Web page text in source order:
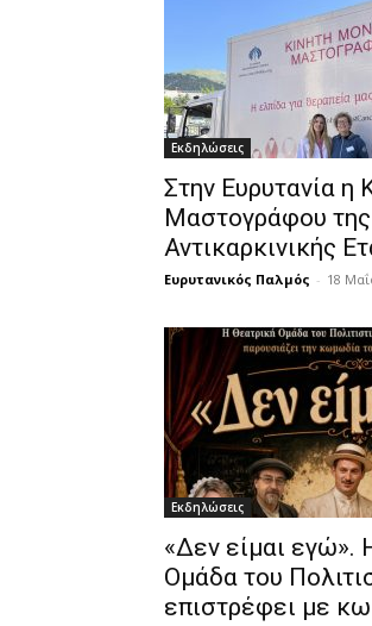
Εκδηλώσεις
Στην Ευρυτανία η
Μαστογράφου της
Αντικαρκινικής
Ευρυτανικός Παλμός - 18
Εκδηλώσεις
«Δεν είμαι εγώ».
Ομάδα του
επιστρέφει με